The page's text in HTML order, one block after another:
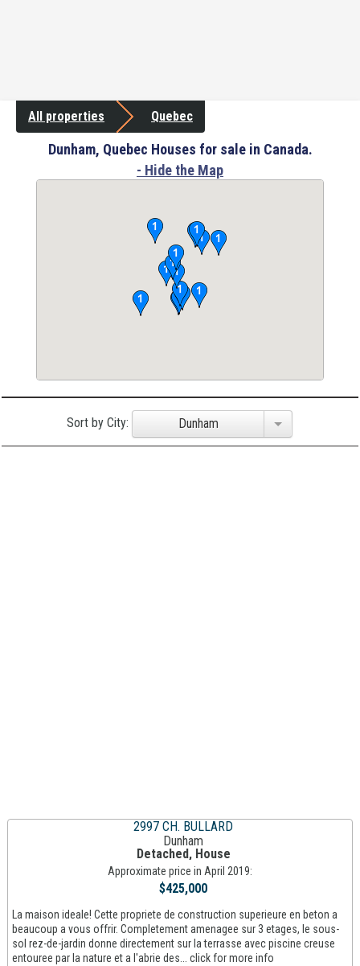
All properties Quebec
Dunham, Quebec Houses for sale in Canada.
- Hide the Map
Sort by City: Dunham
2997 CH. BULLARD
Dunham
Detached, House
Approximate price in April 2019:
$425,000
La maison ideale! Cette propriete de construction superieure en beton a
beaucoup a vous offrir. Completement amenagee sur 3 etages, le sous-
sol rez-de-jardin donne directement sur la terrasse avec piscine creuse
entouree par la nature et a l'abrie des... click for more info